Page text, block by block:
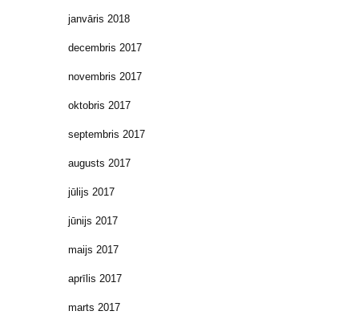
janvāris 2018
decembris 2017
novembris 2017
oktobris 2017
septembris 2017
augusts 2017
jūlijs 2017
jūnijs 2017
maijs 2017
aprīlis 2017
marts 2017